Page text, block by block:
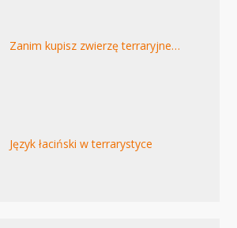
Zanim kupisz zwierzę terraryjne…
Język łaciński w terrarystyce